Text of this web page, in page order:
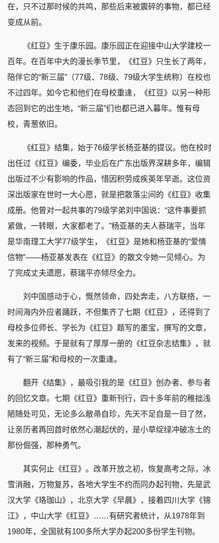
在，只不过那时候的共鸣，那些后来被震碎的事物，都已经
变成从前。
《红豆》生于康乐园。康乐园正在迎接中山大学建校一
百年。在百年中大的漫长季节里，《红豆》只生长了两年，
陪伴它的“新三届”（77级、78级、79级大学生统称）在校也
不过四年。如今它和他们在母校重逢，《红豆》以另一种形
态回到它的出生地，“新三届”们也都已进入暮年。惟有母
校，青葱依旧。
《红豆》结集，始于76级学长杨亚基的提议。他在校时
出任过《红豆》编委，毕业后在广东出版界深耕多年，编辑
出版过不少有影响的作品，惜因积劳成疾英年早逝。这位资
深出版家在世时一大心愿，就是把散落尘间的《红豆》收集
成册。他曾对一起共事的79级学弟刘中国说：“这件事要抓
紧做，一转眼，大家都老了。”杨亚基的夫人蔡瑞平，当年
是华南理工大学77级学生，《红豆》是她和杨亚基的“爱情
信物”——杨亚基发表在《红豆》的散文令她一见倾心。为
了完成丈夫遗愿，蔡瑞平亦倾尽全力。
刘中国感动于心，慨然领命，四处奔走，八方联络，一
时间海内外应者踊跃，不但集齐了七期《红豆》，还得到了
母校多位师长、学长为《红豆》题写的墨宝，撰写的文章，
发来的视频。于是就有了厚厚一册的《红豆杂志结集》，就
有了“新三届”和母校的一次重逢。
翻开《结集》，最吸引我的是《红豆》创办者、参与者
的回忆文章。七期《红豆》重新刊行，四十多年前的稚拙浅
陋随处可见，无论多么敝帚自珍，先天不足自是一目了然，
让亲历者再回首时依然心潮起伏的，是小草绽绿冲破冻土的
那份倔强，那种勇气。
其实何止《红豆》。改革开放之初，恢复高考之际，冰
雪消融，万物复苏，各地大学生不约而同办起刊物，先是武
汉大学《珞珈山》，北京大学《早晨》，接着四川大学《锦
江》，中山大学《红豆》……有研究者统计，从1978年到
1980年，全国就有100多所大学办起200多份学生刊物。